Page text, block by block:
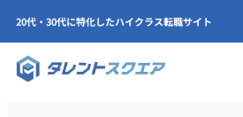
20代・30代に特化したハイクラス転職サイト